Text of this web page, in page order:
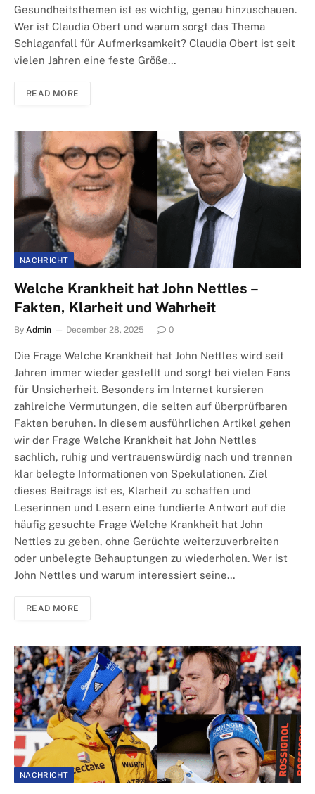
Gesundheitsthemen ist es wichtig, genau hinzuschauen.
Wer ist Claudia Obert und warum sorgt das Thema
Schlaganfall für Aufmerksamkeit? Claudia Obert ist seit
vielen Jahren eine feste Größe…
READ MORE
NACHRICHT
Welche Krankheit hat John Nettles –
Fakten, Klarheit und Wahrheit
By Admin December 28, 2025 0
Die Frage Welche Krankheit hat John Nettles wird seit
Jahren immer wieder gestellt und sorgt bei vielen Fans
für Unsicherheit. Besonders im Internet kursieren
zahlreiche Vermutungen, die selten auf überprüfbaren
Fakten beruhen. In diesem ausführlichen Artikel gehen
wir der Frage Welche Krankheit hat John Nettles
sachlich, ruhig und vertrauenswürdig nach und trennen
klar belegte Informationen von Spekulationen. Ziel
dieses Beitrags ist es, Klarheit zu schaffen und
Leserinnen und Lesern eine fundierte Antwort auf die
häufig gesuchte Frage Welche Krankheit hat John
Nettles zu geben, ohne Gerüchte weiterzuverbreiten
oder unbelegte Behauptungen zu wiederholen. Wer ist
John Nettles und warum interessiert seine…
READ MORE
NACHRICHT